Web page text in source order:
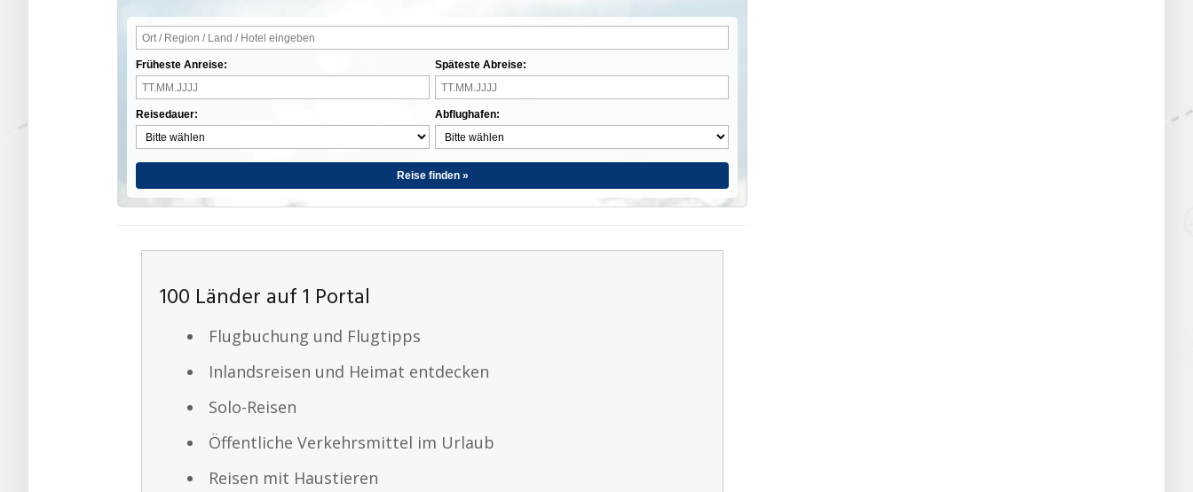
Früheste Anreise:
Reisedauer:
Späteste Abreise:
Abflughafen:
Reise finden »
100 Länder auf 1 Portal
Flugbuchung und Flugtipps
Inlandsreisen und Heimat entdecken
Solo-Reisen
Öffentliche Verkehrsmittel im Urlaub
Reisen mit Haustieren